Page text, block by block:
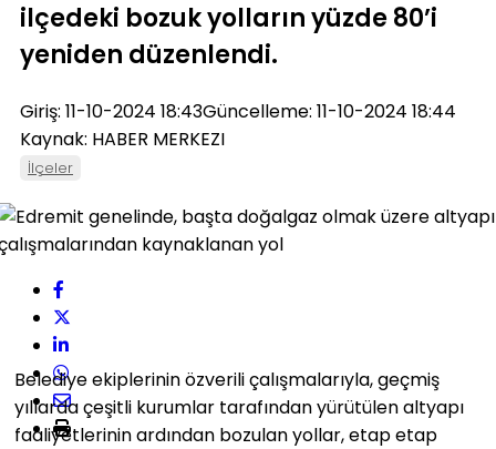
ilçedeki bozuk yolların yüzde 80’i
yeniden düzenlendi.
Giriş: 11-10-2024 18:43Güncelleme: 11-10-2024 18:44
Kaynak: HABER MERKEZI
İlçeler
Belediye ekiplerinin özverili çalışmalarıyla, geçmiş
yıllarda çeşitli kurumlar tarafından yürütülen altyapı
faaliyetlerinin ardından bozulan yollar, etap etap